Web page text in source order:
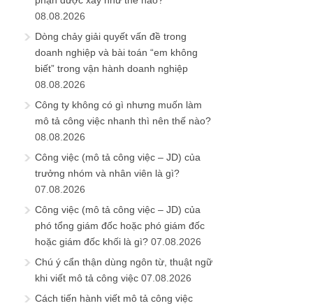
08.08.2026
Dòng chảy giải quyết vấn đề trong
doanh nghiệp và bài toán “em không
biết” trong vận hành doanh nghiệp
08.08.2026
Công ty không có gì nhưng muốn làm
mô tả công việc nhanh thì nên thế nào?
08.08.2026
Công việc (mô tả công việc – JD) của
trưởng nhóm và nhân viên là gì?
07.08.2026
Công việc (mô tả công việc – JD) của
phó tổng giám đốc hoặc phó giám đốc
hoặc giám đốc khối là gì? 07.08.2026
Chú ý cẩn thận dùng ngôn từ, thuật ngữ
khi viết mô tả công việc 07.08.2026
Cách tiến hành viết mô tả công việc